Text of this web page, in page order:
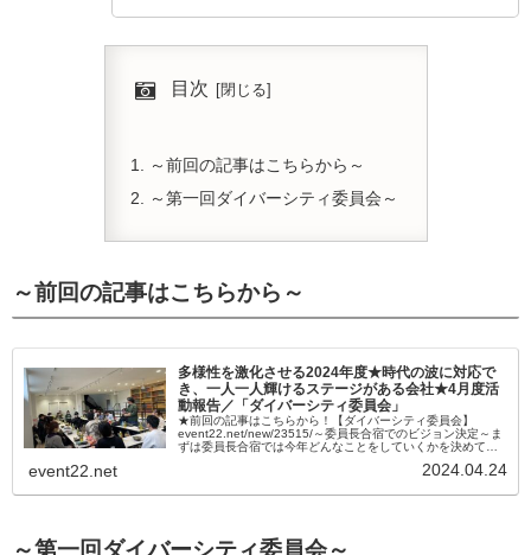
目次
～前回の記事はこちらから～
～第一回ダイバーシティ委員会～
～前回の記事はこちらから～
多様性を激化させる2024年度★時代の波に対応で
き、一人一人輝けるステージがある会社★4月度活
動報告／「ダイバーシティ委員会」
★前回の記事はこちらから！【ダイバーシティ委員会】
event22.net/new/23515/～委員長合宿でのビジョン決定～ま
ずは委員長合宿では今年どんなことをしていくかを決めてい
event22.net 2024.04.24
～第一回ダイバーシティ委員会～